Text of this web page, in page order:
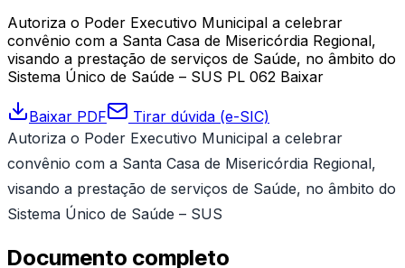
Autoriza o Poder Executivo Municipal a celebrar
convênio com a Santa Casa de Misericórdia Regional,
visando a prestação de serviços de Saúde, no âmbito do
Sistema Único de Saúde – SUS PL 062 Baixar
Baixar PDF
Tirar dúvida (e-SIC)
Autoriza o Poder Executivo Municipal a celebrar
convênio com a Santa Casa de Misericórdia Regional,
visando a prestação de serviços de Saúde, no âmbito do
Sistema Único de Saúde – SUS
Documento completo